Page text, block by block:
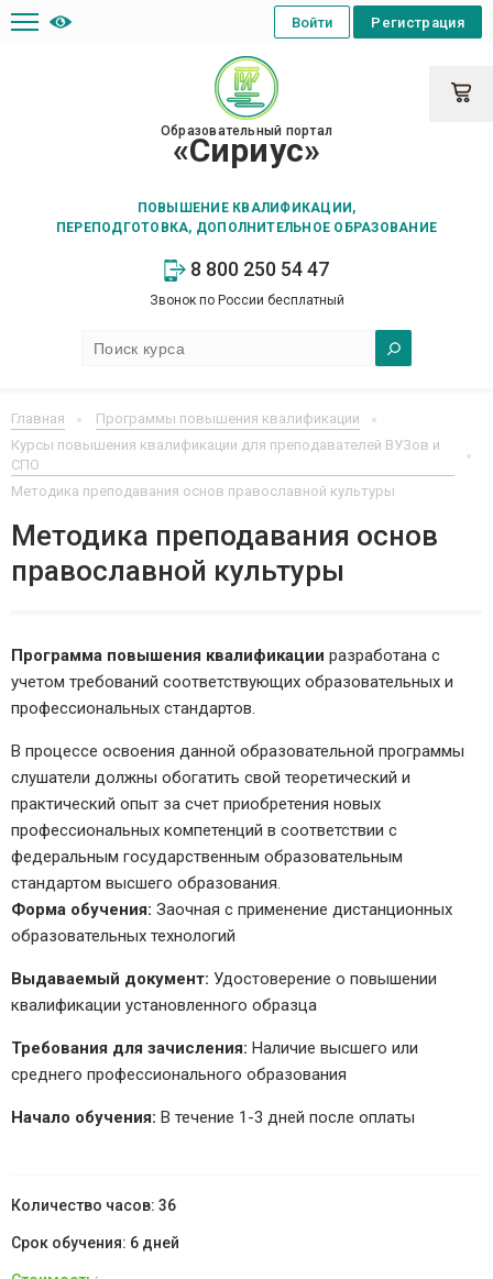
Образовательный портал
«Сириус»
ПОВЫШЕНИЕ КВАЛИФИКАЦИИ,
ПЕРЕПОДГОТОВКА, ДОПОЛНИТЕЛЬНОЕ ОБРАЗОВАНИЕ
8 800 250 54 47
Звонок по России бесплатный
Регистрация
Войти
Главная
Программы повышения квалификации
Курсы повышения квалификации для преподавателей ВУЗов и
СПО
Методика преподавания основ православной культуры
Методика преподавания основ
православной культуры
Программа повышения квалификации разработана с
учетом требований соответствующих образовательных и
профессиональных стандартов.
В процессе освоения данной образовательной программы
слушатели должны обогатить свой теоретический и
практический опыт за счет приобретения новых
профессиональных компетенций в соответствии с
федеральным государственным образовательным
стандартом высшего образования.
Форма обучения: Заочная с применение дистанционных
образовательных технологий
Выдаваемый документ: Удостоверение о повышении
квалификации установленного образца
Требования для зачисления: Наличие высшего или
среднего профессионального образования
Начало обучения: В течение 1-3 дней после оплаты
36
6 дней